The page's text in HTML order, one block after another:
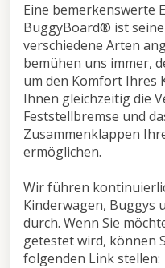
Eine bemerkenswerte
BuggyBoard® ist
verschiedene Arten
bemühen uns immer,
um den Komfort Ihres
Ihnen gleichzeitig die
Feststellbremse und
Zusammenklappen
ermöglichen.
Wir führen
Kinderwagen, Buggys
durch. Wenn Sie
getestet wird, können
folgenden Link stellen: